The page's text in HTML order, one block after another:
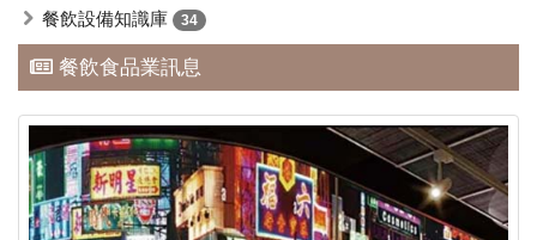
餐飲設備知識庫 34
餐飲食品業訊息